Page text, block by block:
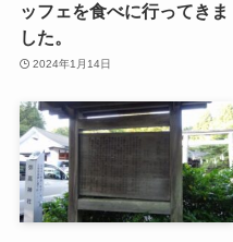
ッフェを食べに行ってきま
した。
2024年1月14日